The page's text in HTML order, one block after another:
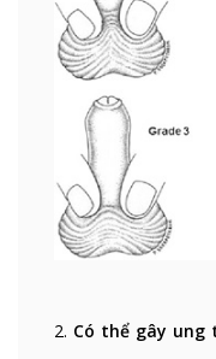
Ảnh : Các
2. Có thể gây ung